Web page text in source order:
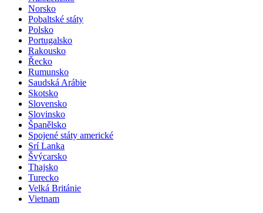
Norsko
Pobaltské státy
Polsko
Portugalsko
Rakousko
Řecko
Rumunsko
Saudská Arábie
Skotsko
Slovensko
Slovinsko
Španělsko
Spojené státy americké
Srí Lanka
Švýcarsko
Thajsko
Turecko
Velká Británie
Vietnam